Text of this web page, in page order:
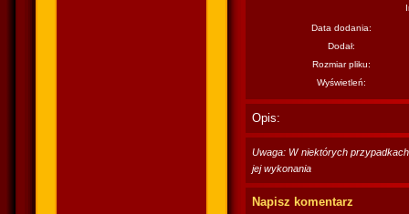
Data dodania:
Dodał:
Rozmiar pliku:
Wyświetleń:
Opis:
Uwaga: W niektórych
jej wykonania
Napisz komentarz